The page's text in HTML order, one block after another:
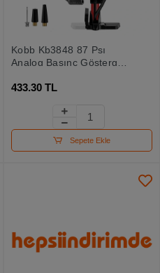
Kobb Kb3848 87 Psı
Analog Basınç Göstergeli
433.30 TL
Sepete Ekle